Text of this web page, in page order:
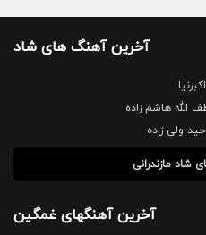
آخرین آهنگ های شاد
الله هاشم زاده
شاد مازندرانی
آخرین آهنگهای غمگین